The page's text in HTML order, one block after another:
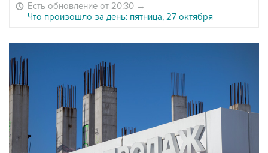
Есть обновление от 20:30 →
Что произошло за день: пятница, 27 октября